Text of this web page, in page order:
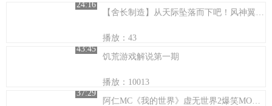
24:16
【舍长制造】从天际坠落而下吧！风神翼龙！
播放：43
43:45
饥荒游戏解说第一期
播放：10013
37:29
阿仁MC《我的世界》虚无世界2爆笑MOD生存【33】暗夜迷途~